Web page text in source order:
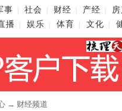
事 社会 财经 产经
播 娱乐 体育 文化
→ 财经频道